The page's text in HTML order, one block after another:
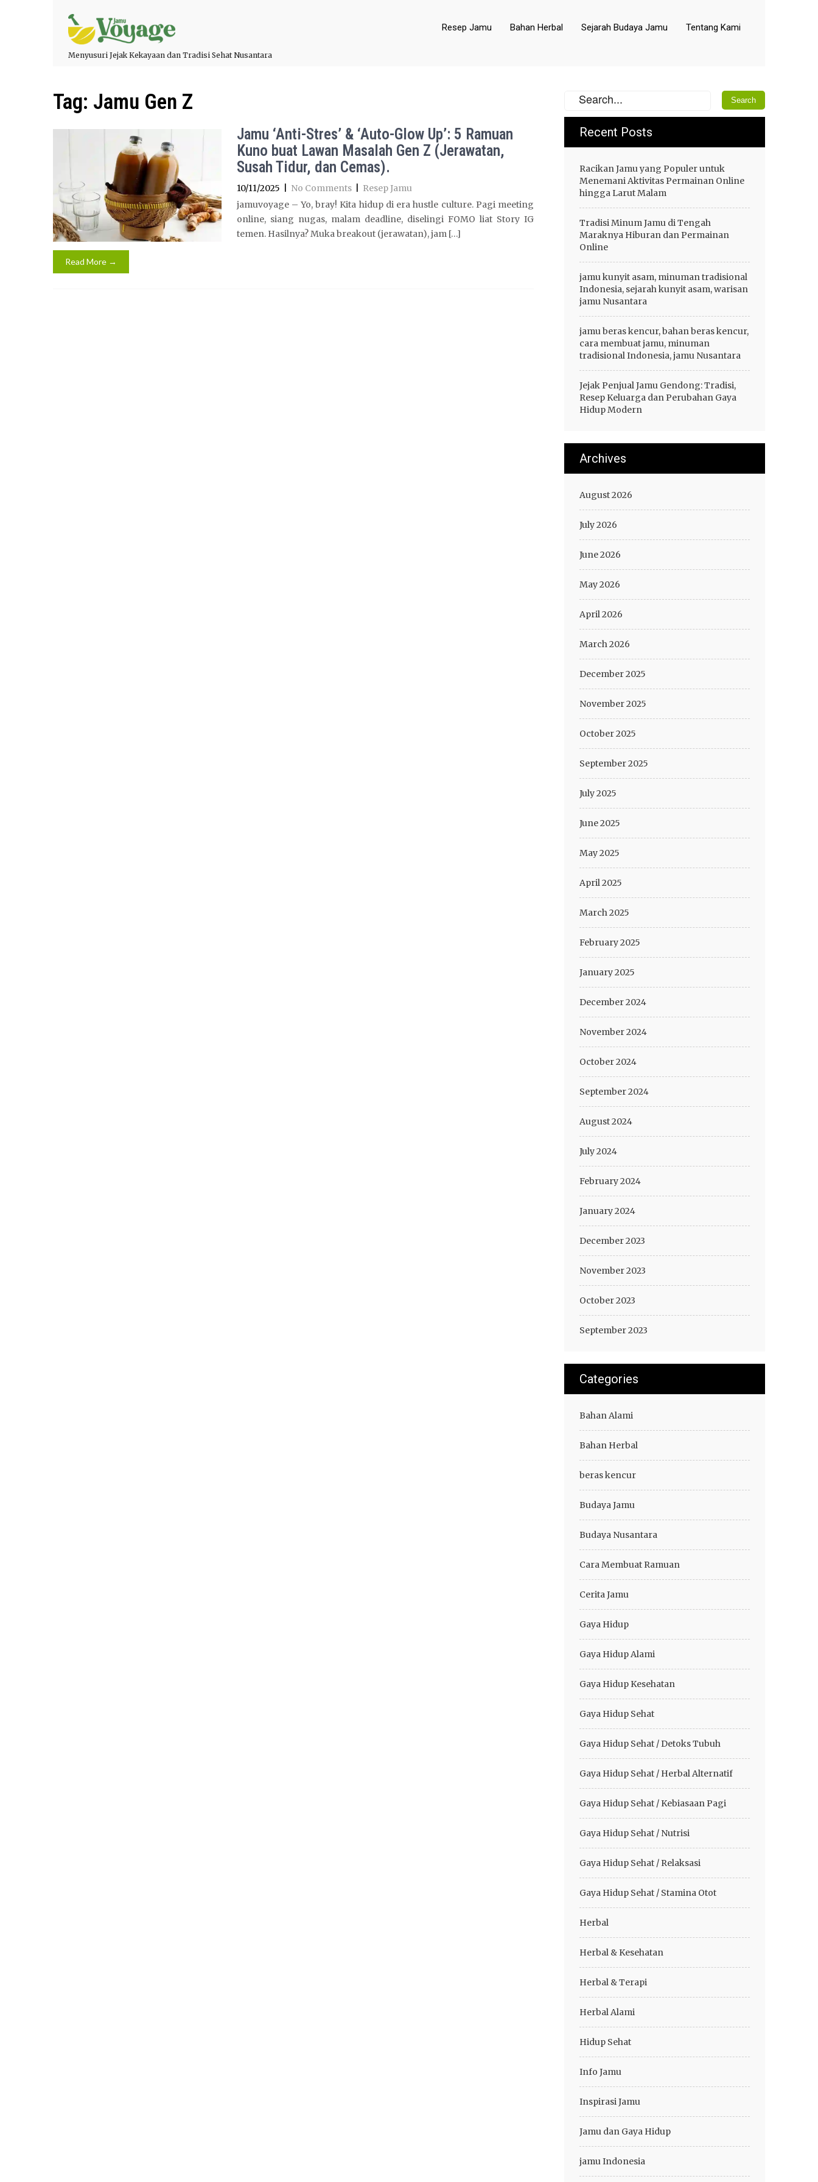
Menyusuri Jejak Kekayaan dan Tradisi Sehat Nusantara
Resep Jamu Bahan Herbal Sejarah Budaya Jamu Tentang Kami
Tag: Jamu Gen Z
Jamu ‘Anti-Stres’ & ‘Auto-Glow Up’: 5 Ramuan
Kuno buat Lawan Masalah Gen Z (Jerawatan,
Susah Tidur, dan Cemas).
10/11/2025 No Comments
Resep Jamu
jamuvoyage – Yo, bray! Kita hidup di era hustle culture. Pagi meeting
online, siang nugas, malam deadline, diselingi FOMO liat Story IG
temen. Hasilnya? Muka breakout (jerawatan), jam […]
Read More →
Recent Posts
Racikan Jamu yang Populer untuk
Menemani Aktivitas Permainan Online
hingga Larut Malam
Tradisi Minum Jamu di Tengah
Maraknya Hiburan dan Permainan
Online
jamu kunyit asam, minuman tradisional
Indonesia, sejarah kunyit asam, warisan
jamu Nusantara
jamu beras kencur, bahan beras kencur,
cara membuat jamu, minuman
tradisional Indonesia, jamu Nusantara
Jejak Penjual Jamu Gendong: Tradisi,
Resep Keluarga dan Perubahan Gaya
Hidup Modern
Archives
August 2026
July 2026
June 2026
May 2026
April 2026
March 2026
December 2025
November 2025
October 2025
September 2025
July 2025
June 2025
May 2025
April 2025
March 2025
February 2025
January 2025
December 2024
November 2024
October 2024
September 2024
August 2024
July 2024
February 2024
January 2024
December 2023
November 2023
October 2023
September 2023
Categories
Bahan Alami
Bahan Herbal
beras kencur
Budaya Jamu
Budaya Nusantara
Cara Membuat Ramuan
Cerita Jamu
Gaya Hidup
Gaya Hidup Alami
Gaya Hidup Kesehatan
Gaya Hidup Sehat
Gaya Hidup Sehat / Detoks Tubuh
Gaya Hidup Sehat / Herbal Alternatif
Gaya Hidup Sehat / Kebiasaan Pagi
Gaya Hidup Sehat / Nutrisi
Gaya Hidup Sehat / Relaksasi
Gaya Hidup Sehat / Stamina Otot
Herbal
Herbal & Kesehatan
Herbal & Terapi
Herbal Alami
Hidup Sehat
Info Jamu
Inspirasi Jamu
Jamu dan Gaya Hidup
jamu Indonesia